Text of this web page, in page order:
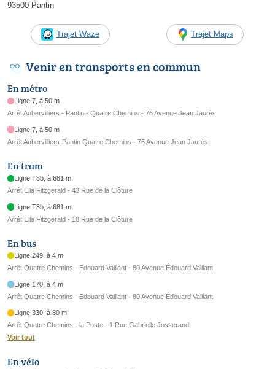
93500 Pantin
Trajet Waze Trajet Maps
Venir en transports en commun
En métro
Ligne 7, à 50 m
Arrêt Aubervilliers - Pantin - Quatre Chemins - 76 Avenue Jean Jaurès
Ligne 7, à 50 m
Arrêt Aubervilliers-Pantin Quatre Chemins - 76 Avenue Jean Jaurès
En tram
Ligne T3b, à 681 m
Arrêt Ella Fitzgerald - 43 Rue de la Clôture
Ligne T3b, à 681 m
Arrêt Ella Fitzgerald - 18 Rue de la Clôture
En bus
Ligne 249, à 4 m
Arrêt Quatre Chemins - Edouard Vaillant - 80 Avenue Édouard Vaillant
Ligne 170, à 4 m
Arrêt Quatre Chemins - Edouard Vaillant - 80 Avenue Édouard Vaillant
Ligne 330, à 80 m
Arrêt Quatre Chemins - la Poste - 1 Rue Gabrielle Josserand
Voir tout
En vélo